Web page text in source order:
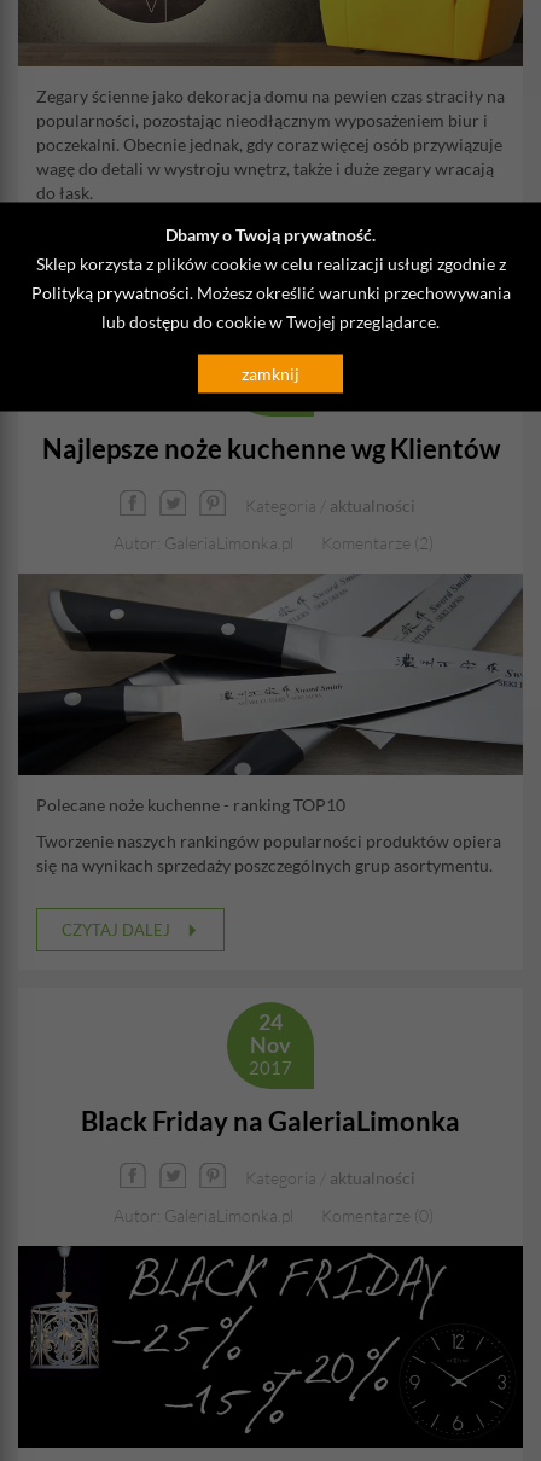
Dbamy o Twoją prywatność.
Sklep korzysta z plików cookie w celu realizacji usługi zgodnie z
Polityką prywatności. Możesz określić warunki przechowywania
lub dostępu do cookie w Twojej przeglądarce.
zamknij
Zegary ścienne jako dekoracja domu na pewien czas straciły na
popularności, pozostając nieodłącznym wyposażeniem biur i
poczekalni. Obecnie jednak, gdy coraz więcej osób przywiązuje
wagę do detali w wystroju wnętrz, także i duże zegary wracają
do łask.
CZYTAJ DALEJ
03
Dec
2017
Najlepsze noże kuchenne wg Klientów
Kategoria / aktualności
Autor: GaleriaLimonka.pl
Komentarze (2)
Polecane noże kuchenne - ranking TOP10
Tworzenie naszych rankingów popularności produktów opiera
się na wynikach sprzedaży poszczególnych grup asortymentu.
CZYTAJ DALEJ
24
Nov
2017
Black Friday na GaleriaLimonka
Kategoria / aktualności
Autor: GaleriaLimonka.pl
Komentarze (0)